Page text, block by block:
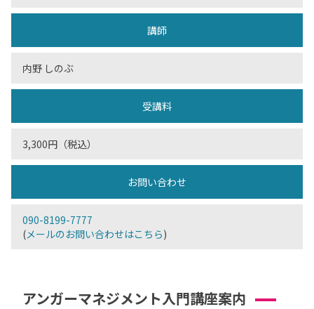
講師
内野 しのぶ
受講料
3,300円（税込）
お問い合わせ
090-8199-7777
(メールのお問い合わせはこちら)
アンガーマネジメント入門講座案内